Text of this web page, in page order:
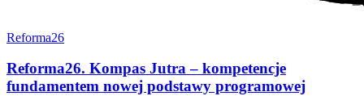
Reforma26
Reforma26. Kompas Jutra – kompetencje
fundamentem nowej podstawy programowej